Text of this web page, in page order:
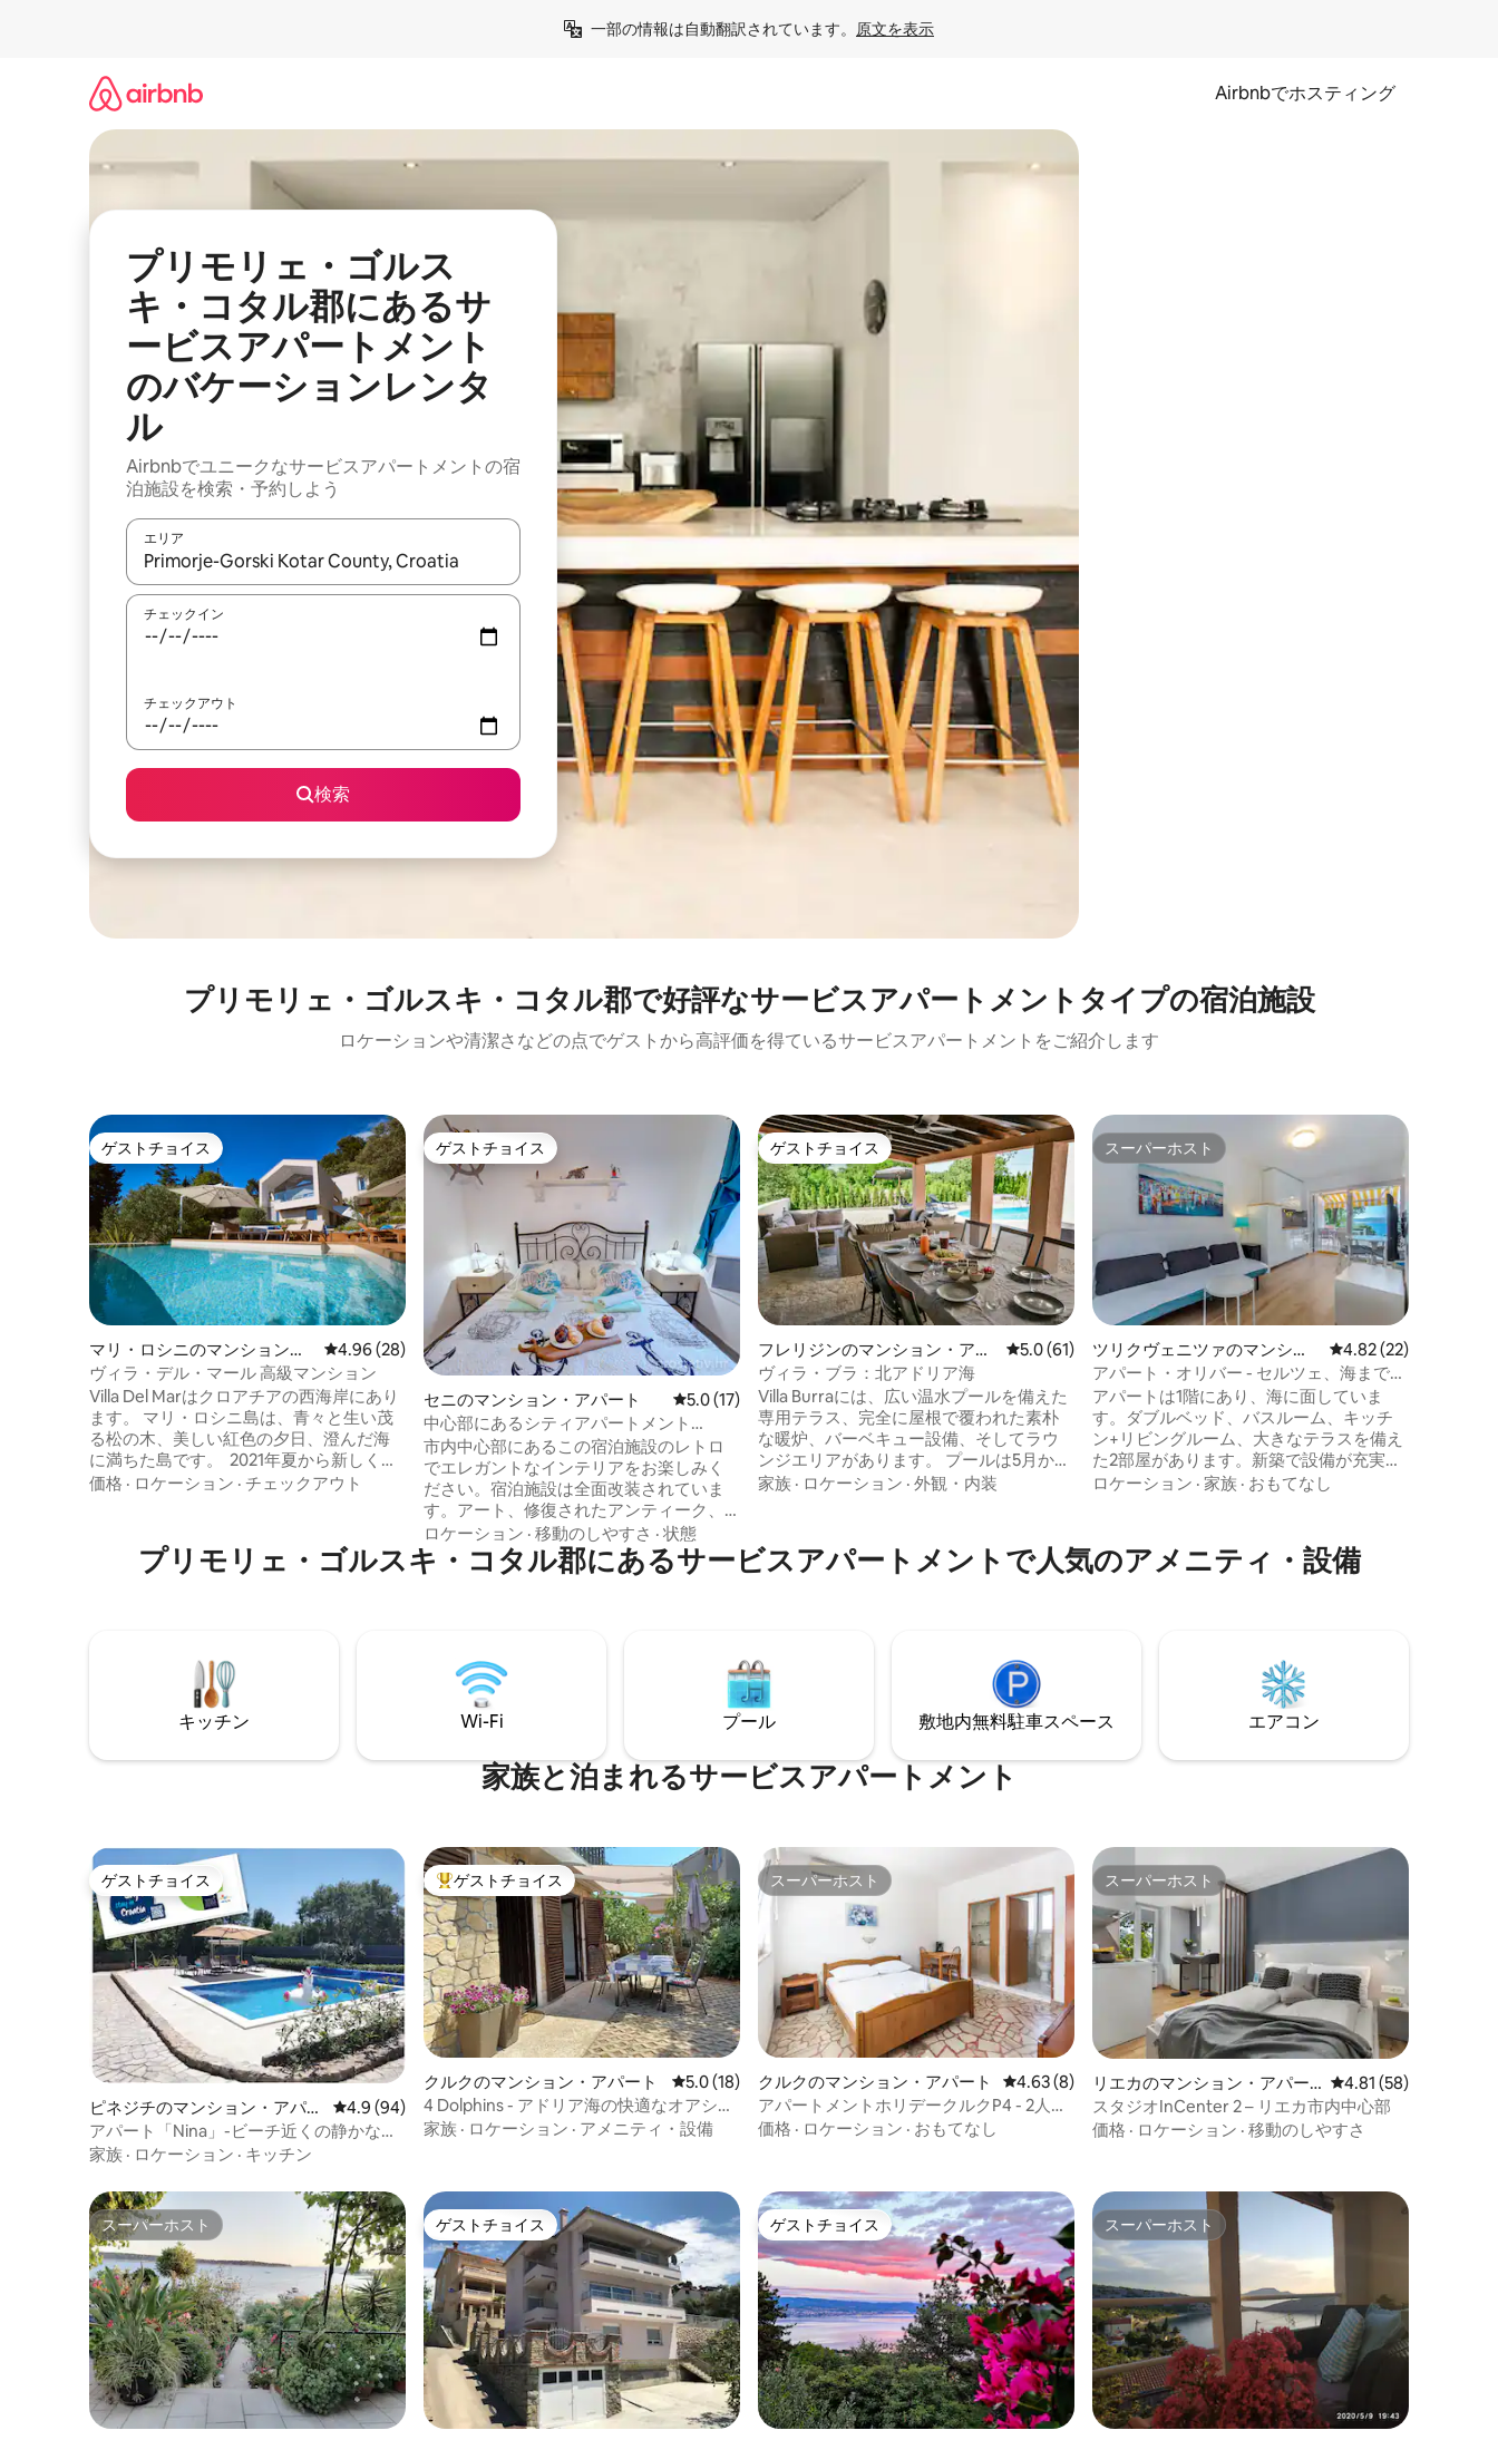
一部の情報は自動翻訳されています。 原文を表示
Airbnbでホスティング
プリモリェ・ゴルス
キ・コタル郡にあるサ
ービスアパートメント
のバケーションレンタ
ル
Airbnbでユニークなサービスアパートメントの宿
泊施設を検索・予約しよう
エリア
検索結果が表示されたら、上下の矢印キーを使って移動するか、画面をタッチまたはスワイプして検索結果を確認することができます。
チェックイン
チェックアウト
検索
プリモリェ・ゴルスキ・コタル郡で好評なサービスアパートメントタイプの宿泊施設
ロケーションや清潔さなどの点でゲストから高評価を得ているサービスアパートメントをご紹介します
ゲストチョイス
ゲストチョイス
マリ・ロシニのマンション・
アパート
レビュー28件、5つ星中4.96つ星の平均評価
4.96 (28)
ヴィラ・デル・マール 高級マンション
Villa Del Marはクロアチアの西海岸にあり
ます。 マリ・ロシニ島は、青々と生い茂
る松の木、美しい紅色の夕日、澄んだ海
に満ちた島です。 2021年夏から新しくな
った、海を望むこのアパートは温水プー
にくつろげる場所です。 スーペリアのテ
ラスには外部ジャグジーがあります。 ご
価格 · ロケーション · チェックアウト
ゲストチョイス
ゲストチョイス
セニのマンション・アパート レビュー17件、5つ星中5.0つ星の平均評価
5.0 (17)
中心部にあるシティアパートメント
Frankopan 2
市内中心部にあるこの宿泊施設のレトロ
でエレガントなインテリアをお楽しみく
ださい。宿泊施設は全面改装されていま
す。アート、修復されたアンティーク、
手作りの家具など、多くの気配りや美し
いディテールが織り込まれています。海
辺の生活を存分に体験できます。歴史的
宿泊施設を提供しています。スタイルが
異なり、各宿泊施設には個別の入り口が
あります。
ロケーション · 移動のしやすさ · 状態
ゲストチョイス
ゲストチョイス
フレリジンのマンション・アパ
ート
レビュー61件、5つ星中5.0つ星の平均評価
5.0 (61)
ヴィラ・ブラ：北アドリア海
Villa Burraには、広い温水プールを備えた
専用テラス、完全に屋根で覆われた素朴
な暖炉、バーベキュー設備、そしてラウ
ンジエリアがあります。 プールは5月から
9月末まで温水プールとしてご利用になれ
時に、北アドリア海沿岸の主要観光スポ
ットすべてが手の届く範囲内にありま
家族 · ロケーション · 外観・内装
スーパーホスト
スーパーホスト
ツリクヴェニツァのマンショ
ン・アパート
レビュー22件、5つ
4.82 (22)
アパート・オリバー - セルツェ、海まで最
前列
アパートは1階にあり、海に面していま
す。ダブルベッド、バスルーム、キッチ
ン+リビングルーム、大きなテラスを備え
た2部屋があります。新築で設備が充実し
ています（食器洗い機、洗濯機、エアコ
り、朝食/昼食/夕食を取ることができま
す。また、海水の屋内プールもあります
ロケーション · 家族 · おもてなし
プリモリェ・ゴルスキ・コタル郡にあるサービスアパートメントで人気のアメニティ・設備
キッチン Wi-Fi プール 敷地内無料駐⁠車ス⁠ペ⁠ー⁠ス エアコン
家族と泊まれるサービスアパートメント
ゲストチョイス
ゲストチョイス
ピネジチのマンション・アパー
ト
レビュー94件、5つ星中4.9つ星の平均評価
4.9 (94)
アパート「Nina」-ビーチ近くの静かなエ
リア（4名様）
家族 · ロケーション · キッチン
大好評のゲストチョイスです。
ゲストチョイス
クルクのマンション・アパート レビュー18件、5つ星中5.0つ星の平均評価
5.0 (18)
4 Dolphins - アドリア海の快適なオアシス
寝室2室のアパートメント
家族 · ロケーション · アメニティ・設備
スーパーホスト
スーパーホスト
クルクのマンション・アパート レビュー8件、5つ星中4.63つ星の平均評価
4.63 (8)
アパートメントホリデークルクP4 - 2人用
スタジオ、駐車場
価格 · ロケーション · おもてなし
スーパーホスト
スーパーホスト
リエカのマンション・アパー
ト
レビュー58件、5つ
4.81 (58)
スタジオInCenter 2 – リエカ市内中心部
価格 · ロケーション · 移動のしやすさ
スーパーホスト
スーパーホスト ゲストチョイス
ゲストチョイス ゲストチョイス
ゲストチョイス スーパーホスト
スーパーホスト